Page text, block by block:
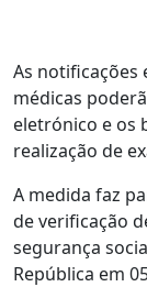
As notificações
médicas
eletrónico e os
realização de
A medida faz
de verificação
segurança
República em